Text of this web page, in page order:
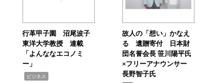
行革甲子園 沼尾波子
東洋大学教授 連載
「よんななエコノミ
ー」
ビジネス
故人の「想い」かなえ
る 遺贈寄付 日本財
団名誉会長 笹川陽平氏
×フリーアナウンサー
長野智子氏